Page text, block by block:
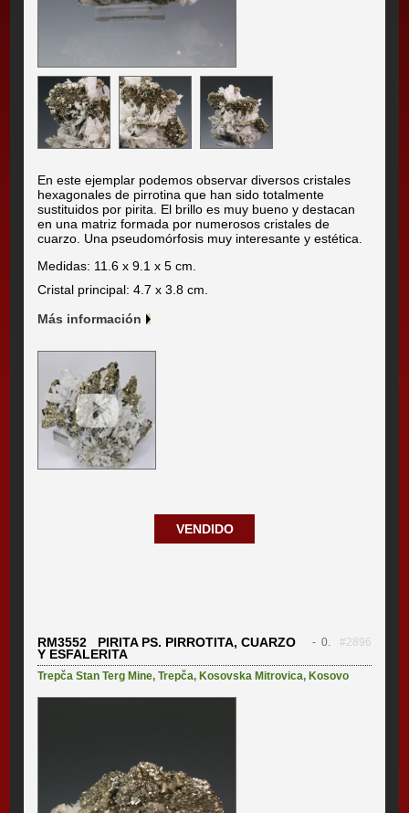
En este ejemplar podemos observar diversos cristales
hexagonales de pirrotina que han sido totalmente
sustituidos por pirita. El brillo es muy bueno y destacan
en una matriz formada por numerosos cristales de
cuarzo. Una pseudomórfosis muy interesante y estética.
Medidas: 11.6 x 9.1 x 5 cm.
Cristal principal: 4.7 x 3.8 cm.
Más información
VENDIDO
RM3552 PIRITA PS. PIRROTITA, CUARZO
Y ESFALERITA
- 0. #2896
Trepča Stan Terg Mine,Trepča, Kosovska Mitrovica, Kosovo